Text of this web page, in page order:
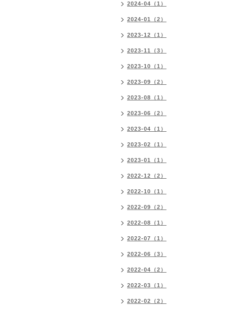
2024-04（1）
2024-01（2）
2023-12（1）
2023-11（3）
2023-10（1）
2023-09（2）
2023-08（1）
2023-06（2）
2023-04（1）
2023-02（1）
2023-01（1）
2022-12（2）
2022-10（1）
2022-09（2）
2022-08（1）
2022-07（1）
2022-06（3）
2022-04（2）
2022-03（1）
2022-02（2）